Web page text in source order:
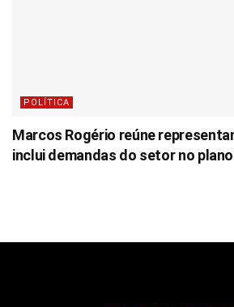
POLÍTICA
Marcos Rogério reúne
inclui demandas do setor no